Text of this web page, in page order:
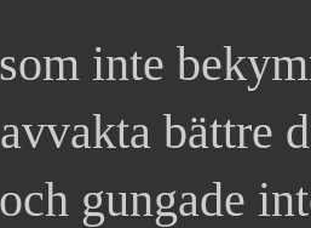
inte
bättre
gungade